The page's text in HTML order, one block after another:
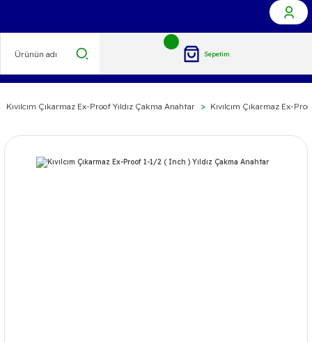
Sepetim
Kıvılcım Çıkarmaz Ex-Proof Yıldız Çakma Anahtar Kıvılcım Çıkarmaz Ex-